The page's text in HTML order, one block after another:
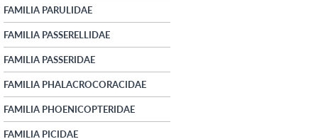
FAMILIA PARULIDAE
FAMILIA PASSERELLIDAE
FAMILIA PASSERIDAE
FAMILIA PHALACROCORACIDAE
FAMILIA PHOENICOPTERIDAE
FAMILIA PICIDAE